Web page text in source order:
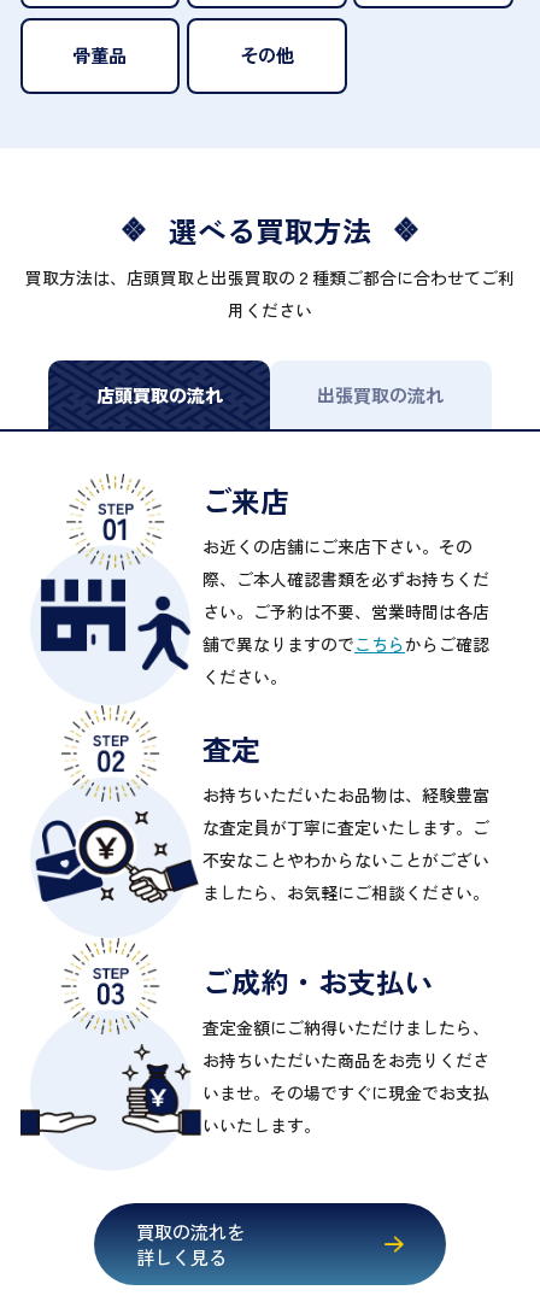
骨董品 その他
選べる買取方法
買取方法は、店頭買取と出張買取の２種類ご都合に合わせてご利
用ください
店頭買取の流れ 出張買取の流れ
ご来店
お近くの店舗にご来店下さい。その
際、ご本人確認書類を必ずお持ちくだ
さい。ご予約は不要、営業時間は各店
舗で異なりますのでこちらからご確認
ください。
査定
お持ちいただいたお品物は、経験豊富
な査定員が丁寧に査定いたします。ご
不安なことやわからないことがござい
ましたら、お気軽にご相談ください。
ご成約・お支払い
査定金額にご納得いただけましたら、
お持ちいただいた商品をお売りくださ
いませ。その場ですぐに現金でお支払
いいたします。
買取の流れを
詳しく見る